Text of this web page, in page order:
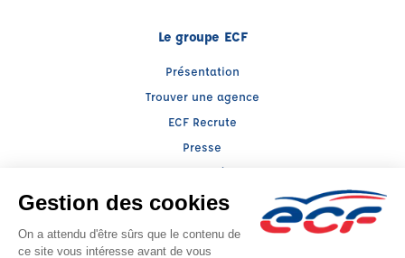
Le groupe ECF
Présentation
Trouver une agence
ECF Recrute
Presse
Actualités
Raison sociale : AUTO ECOLE VALLIS BONA - Capital social: 8000€
SIREN: 518172309 - Numéro de TVA intracommunautaire: FR 80 518172309